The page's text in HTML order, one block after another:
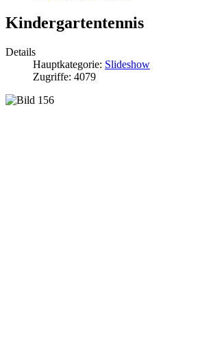
Kindergartentennis
Details
Hauptkategorie: Slideshow
Zugriffe: 4079